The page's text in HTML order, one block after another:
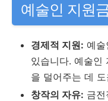
예술인 지원
경제적 지원: 예
있습니다. 예술인
을 덜어주는 데
창작의 자유: 금